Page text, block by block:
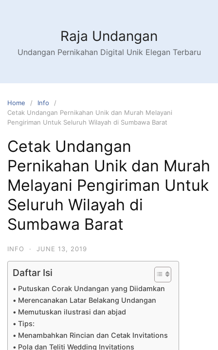
Raja Undangan
Undangan Pernikahan Digital Unik Elegan Terbaru
Home
Info
Cetak Undangan Pernikahan Unik dan Murah Melayani
Pengiriman Untuk Seluruh Wilayah di Sumbawa Barat
Cetak Undangan
Pernikahan Unik dan Murah
Melayani Pengiriman Untuk
Seluruh Wilayah di
Sumbawa Barat
INFO · JUNE 13, 2019
Daftar Isi
Putuskan Corak Undangan yang Diidamkan
Merencanakan Latar Belakang Undangan
Memutuskan ilustrasi dan abjad
Tips:
Menambahkan Rincian dan Cetak Invitations
Pola dan Teliti Wedding Invitations